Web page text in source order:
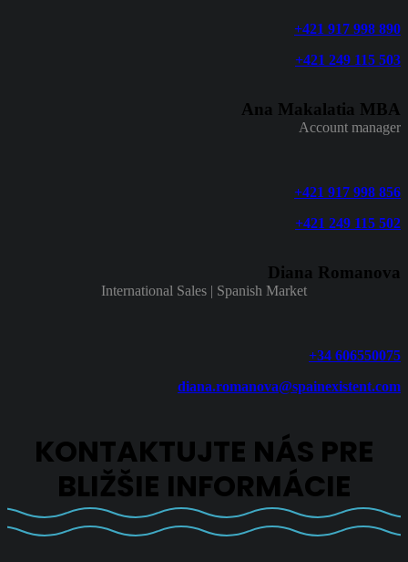
+421 917 998 890
+421 249 115 503
Ana Makalatia MBA
Account manager
+421 917 998 856
+421 249 115 502
Diana Romanova
International Sales | Spanish Market
+34 606550075
diana.romanova@spainexistent.com
KONTAKTUJTE NÁS PRE
BLIŽŠIE INFORMÁCIE